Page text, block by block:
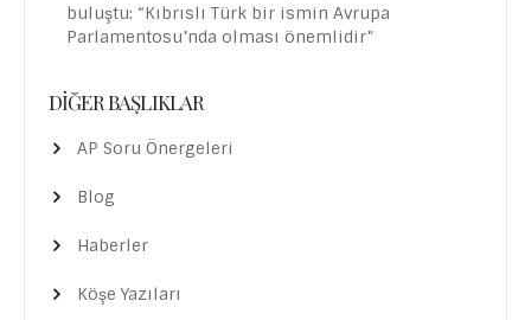
buluştu: “Kıbrıslı Türk bir ismin Avrupa
Parlamentosu’nda olması önemlidir”
DIĞER BAŞLIKLAR
AP Soru Önergeleri
Blog
Haberler
Köşe Yazıları